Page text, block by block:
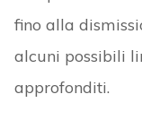
fino alla
alcuni possibili
approfonditi.